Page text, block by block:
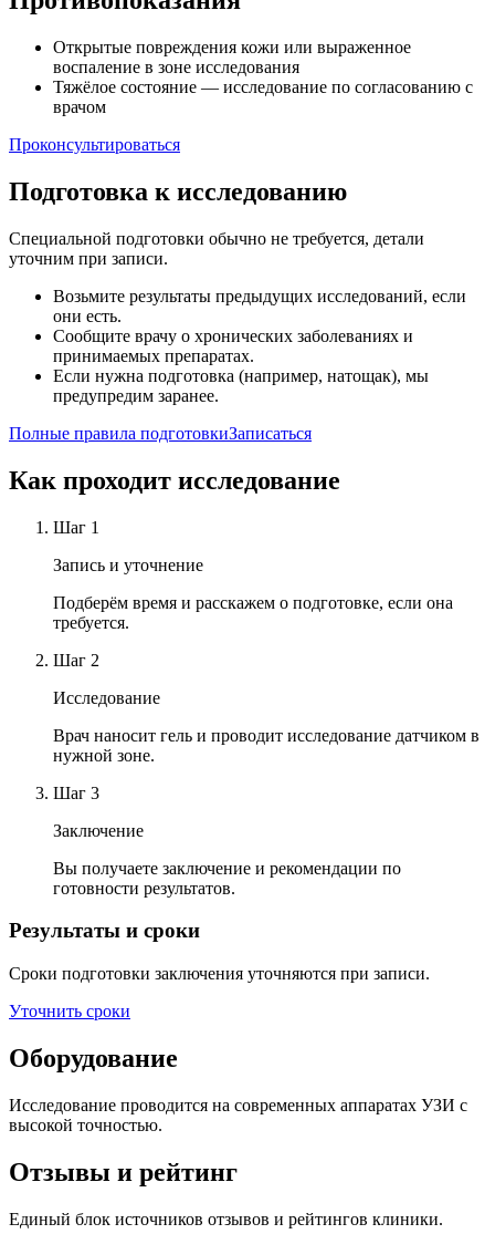
Открытые повреждения кожи или выраженное
воспаление в зоне исследования
Тяжёлое состояние — исследование по согласованию с
врачом
Проконсультироваться
Подготовка к исследованию
Специальной подготовки обычно не требуется, детали
уточним при записи.
Возьмите результаты предыдущих исследований, если
они есть.
Сообщите врачу о хронических заболеваниях и
принимаемых препаратах.
Если нужна подготовка (например, натощак), мы
предупредим заранее.
Полные правила подготовкиЗаписаться
Как проходит исследование
Шаг 1
Запись и уточнение
Подберём время и расскажем о подготовке, если она
требуется.
Шаг 2
Исследование
Врач наносит гель и проводит исследование датчиком в
нужной зоне.
Шаг 3
Заключение
Вы получаете заключение и рекомендации по
готовности результатов.
Результаты и сроки
Сроки подготовки заключения уточняются при записи.
Уточнить сроки
Оборудование
Исследование проводится на современных аппаратах УЗИ с
высокой точностью.
Отзывы и рейтинг
Единый блок источников отзывов и рейтингов клиники.